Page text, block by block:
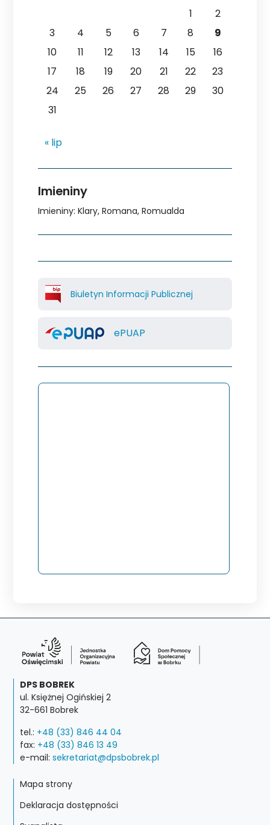
1
2
3
4 5 6 7 8
9
10
11 12 13 14 15
16
17
18 19 20 21 22
23
24
25 26 27 28 29
30
31
« lip
Imieniny
Imieniny: Klary, Romana, Romualda
Biuletyn Informacji Publicznej
ePUAP
DPS BOBREK
ul. Księżnej Ogińskiej 2
32-661 Bobrek
tel.: +48 (33) 846 44 04
fax: +48 (33) 846 13 49
e-mail: sekretariat@dpsbobrek.pl
Mapa strony
Deklaracja dostępności